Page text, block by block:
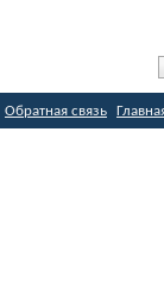
Обратная связь